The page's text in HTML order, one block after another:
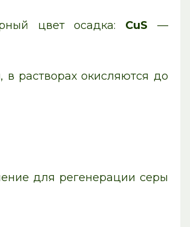
цвет осадка: CuS —
, в растворах окисляются до
для регенерации серы